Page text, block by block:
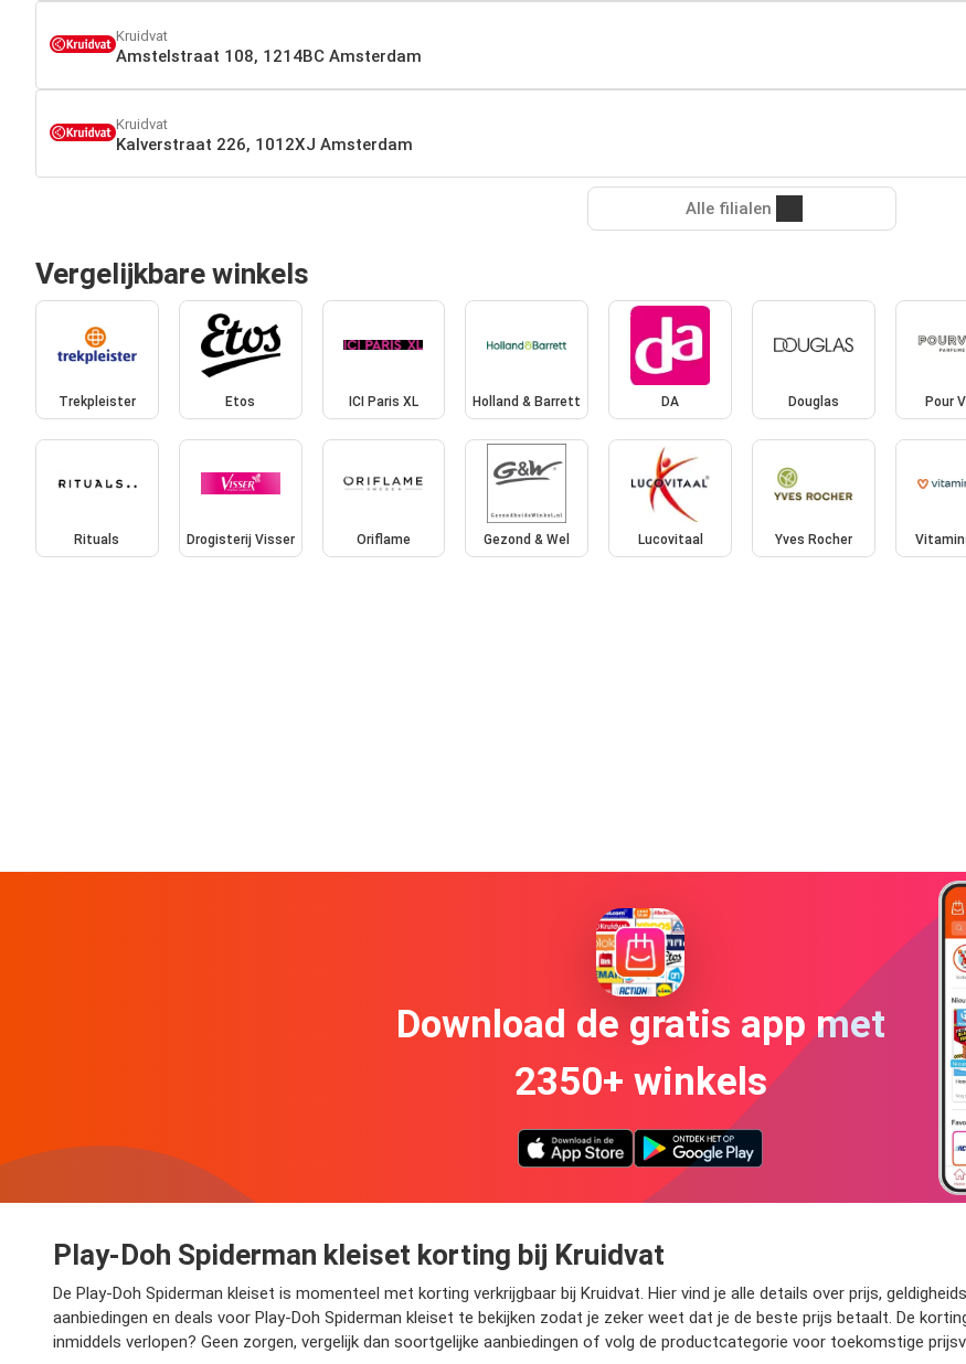
Kruidvat
Amstelstraat 108, 1214BC Amsterdam
Kruidvat
Kalverstraat 226, 1012XJ Amsterdam
Alle filialen
Vergelijkbare winkels
Trekpleister Etos ICI Paris XL Holland & Barrett DA Douglas Pour
Rituals Drogisterij Visser Oriflame Gezond & Wel Lucovitaal Yves Rocher
Download de gratis app met
2350+ winkels
Play-Doh Spiderman kleiset korting bij Kruidvat
De Play-Doh Spiderman kleiset is momenteel met korting verkrijgbaar bij Kruidvat. Hier vind je alle details over prijs,
aanbiedingen en deals voor Play-Doh Spiderman kleiset te bekijken zodat je zeker weet dat je de beste prijs betaalt. De
inmiddels verlopen? Geen zorgen, vergelijk dan soortgelijke aanbiedingen of volg de productcategorie voor toekomstige